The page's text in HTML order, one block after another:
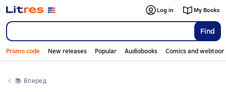
Find
Log in My Books
Promo code New releases Popular Audiobooks Comics and
📚 Вперед